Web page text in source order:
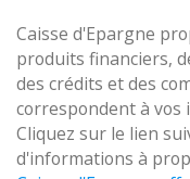
Caisse d'Epargne
produits financiers,
des crédits et des
correspondent à
Cliquez sur le lien
d'informations à